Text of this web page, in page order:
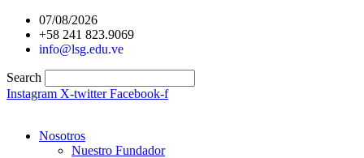
contenido
07/08/2026
+58 241 823.9069
info@lsg.edu.ve
Search
Instagram X-twitter Facebook-f
Nosotros
Nuestro Fundador